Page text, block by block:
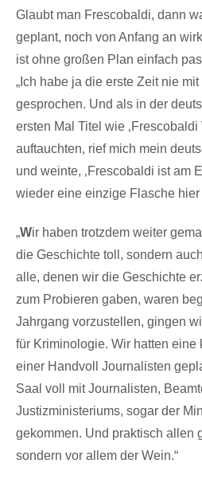
Glaubt man Frescobaldi, dann
geplant, noch von Anfang an
ist ohne großen Plan einfach
„Ich habe ja die erste Zeit nie
gesprochen. Und als in der
ersten Mal Titel wie ‚Frescobaldi
auftauchten, rief mich mein
und weinte, ‚Frescobaldi ist am
wieder eine einzige Flasche hier
„Wir haben trotzdem weiter
die Geschichte toll, sondern
alle, denen wir die Geschichte
zum Probieren gaben, waren
Jahrgang vorzustellen, gingen
für Kriminologie. Wir hatten eine
einer Handvoll Journalisten
Saal voll mit Journalisten,
Justizministeriums, sogar der
gekommen. Und praktisch allen
sondern vor allem der Wein.“